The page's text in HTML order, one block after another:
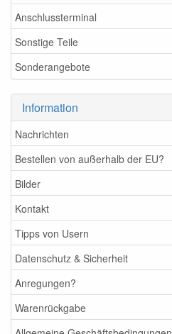
Anschlussterminal
Sonstige Teile
Sonderangebote
Information
Nachrichten
Bestellen von außerhalb der EU?
Bilder
Kontakt
Tipps von Usern
Datenschutz & Sicherheit
Anregungen?
Warenrückgabe